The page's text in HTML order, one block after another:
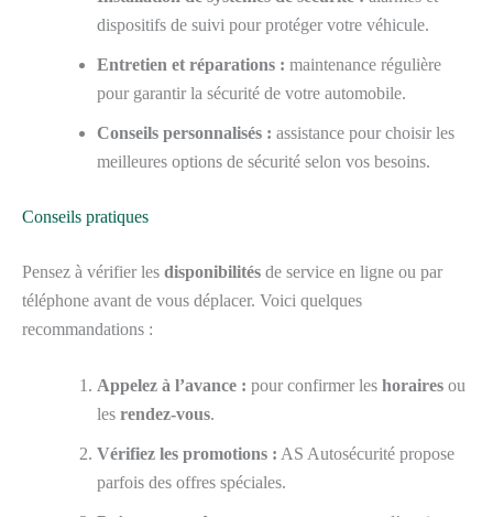
dispositifs de suivi pour protéger votre véhicule.
Entretien et réparations : maintenance régulière
pour garantir la sécurité de votre automobile.
Conseils personnalisés : assistance pour choisir les
meilleures options de sécurité selon vos besoins.
Conseils pratiques
Pensez à vérifier les disponibilités de service en ligne ou par
téléphone avant de vous déplacer. Voici quelques
recommandations :
Appelez à l’avance : pour confirmer les horaires ou
les rendez-vous.
Vérifiez les promotions : AS Autosécurité propose
parfois des offres spéciales.